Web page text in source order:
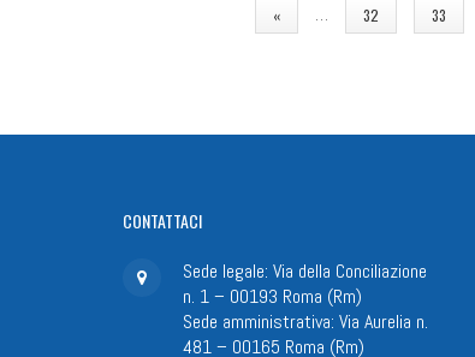
« … 32 33
CONTATTACI
Sede legale: Via della Conciliazione
n. 1 – 00193 Roma (Rm)
Sede amministrativa: Via Aurelia n.
481 – 00165 Roma (Rm)